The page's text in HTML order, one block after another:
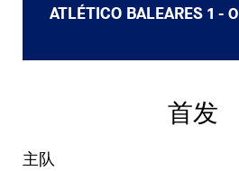
ATLÉTICO BALEARES 1 - 0
首发
主队